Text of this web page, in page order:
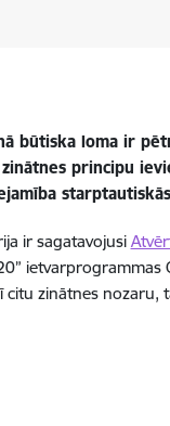
būtiska loma ir
principu
ir sagatavojusi
ietvarprogrammas
zinātnes